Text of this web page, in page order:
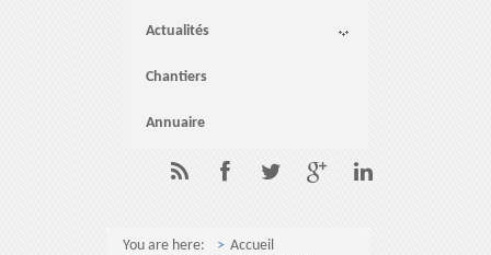
Actualités
Chantiers
Annuaire
You are here:
Accueil